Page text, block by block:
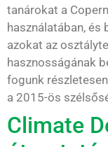
tanárokat a
használatában, és
azokat az
hasznosságának
fogunk
a 2015-ös
Climate